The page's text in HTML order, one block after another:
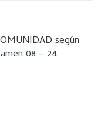
según
08 – 24